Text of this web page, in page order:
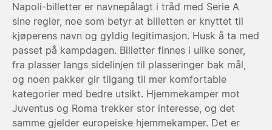
Napoli-billetter er navnepålagt i tråd med Serie A
sine regler, noe som betyr at billetten er knyttet til
kjøperens navn og gyldig legitimasjon. Husk å ta med
passet på kampdagen. Billetter finnes i ulike soner,
fra plasser langs sidelinjen til plasseringer bak mål,
og noen pakker gir tilgang til mer komfortable
kategorier med bedre utsikt. Hjemmekamper mot
Juventus og Roma trekker stor interesse, og det
samme gjelder europeiske hjemmekamper. Det er